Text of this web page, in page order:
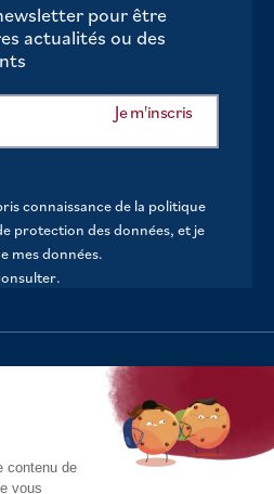
pour être
actualités ou des
connaissance de la politique
protection des données, et je
mes données.
.
contenu de
vous